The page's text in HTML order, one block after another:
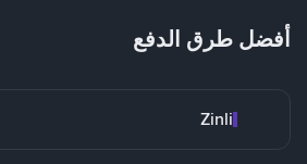
أفضل طرق الدفع
Zinli